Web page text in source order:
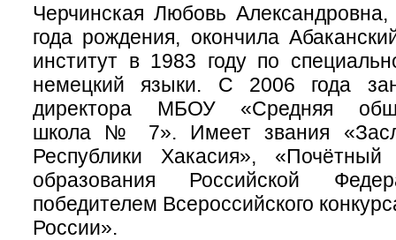
Черчинская Любовь
года рождения, окончила
институт в 1983 году по
немецкий языки. С 2006 года
директора МБОУ «Средняя
школа № 7». Имеет звания
Республики Хакасия»,
образования Российской
победителем Всероссийского
России».